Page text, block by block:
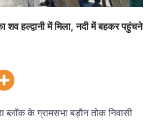
हल्द्वानी में मिला, नदी में बहकर पहुंचने
के ग्रामसभा बड़ौन तोक निवासी